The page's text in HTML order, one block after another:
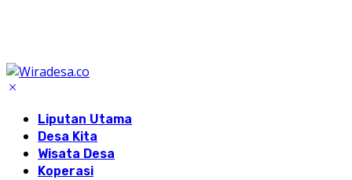
Liputan Utama
Desa Kita
Wisata Desa
Koperasi